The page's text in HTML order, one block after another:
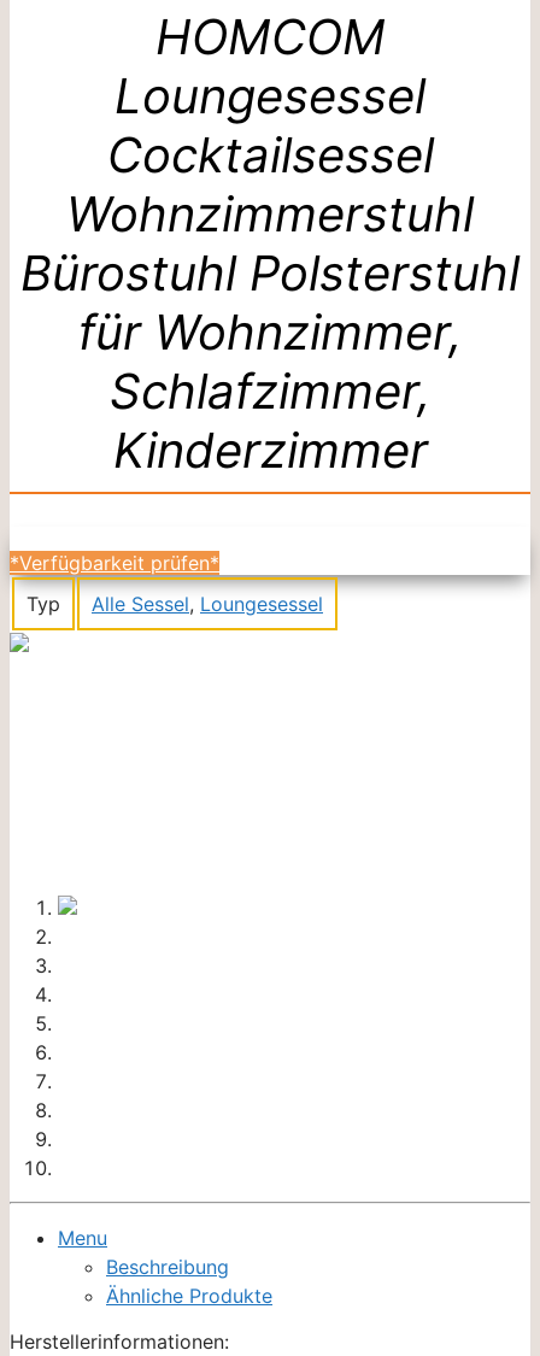
HOMCOM
Loungesessel
Cocktailsessel
Wohnzimmerstuhl
Bürostuhl Polsterstuhl
für Wohnzimmer,
Schlafzimmer,
Kinderzimmer
*Verfügbarkeit prüfen*
Typ
Alle Sessel, Loungesessel
Menu
Beschreibung
Ähnliche Produkte
Herstellerinformationen: